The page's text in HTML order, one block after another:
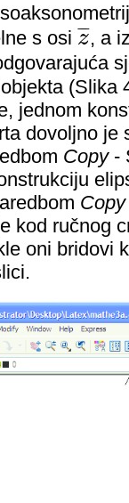
s osi z
¯¯
¯
z¯ , a
(Slika
jednom
dovoljno je
Copy-
Copy
kod ručnog
oni bridovi